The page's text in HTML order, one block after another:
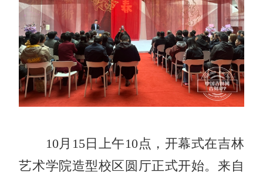
10月15日上午10点，开幕式在吉林
艺术学院造型校区圆厅正式开始。来自